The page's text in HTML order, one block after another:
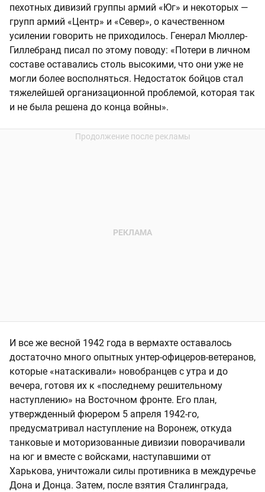
пехотных дивизий группы армий «Юг» и некоторых —
групп армий «Центр» и «Север», о качественном
усилении говорить не приходилось. Генерал Мюллер-
Гиллебранд писал по этому поводу: «Потери в личном
составе оставались столь высокими, что они уже не
могли более восполняться. Недостаток бойцов стал
тяжелейшей организационной проблемой, которая так
и не была решена до конца войны».
И все же весной 1942 года в вермахте оставалось
достаточно много опытных унтер-офицеров-ветеранов,
которые «натаскивали» новобранцев с утра и до
вечера, готовя их к «последнему решительному
наступлению» на Восточном фронте. Его план,
утвержденный фюрером 5 апреля 1942-го,
предусматривал наступление на Воронеж, откуда
танковые и моторизованные дивизии поворачивали
на юг и вместе с войсками, наступавшими от
Харькова, уничтожали силы противника в междуречье
Дона и Донца. Затем, после взятия Сталинграда,